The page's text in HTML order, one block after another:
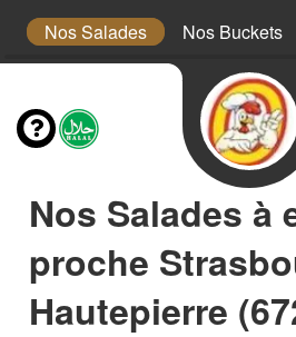
Nos Salades Nos Buckets
Nos Salades à
proche
Hautepierre